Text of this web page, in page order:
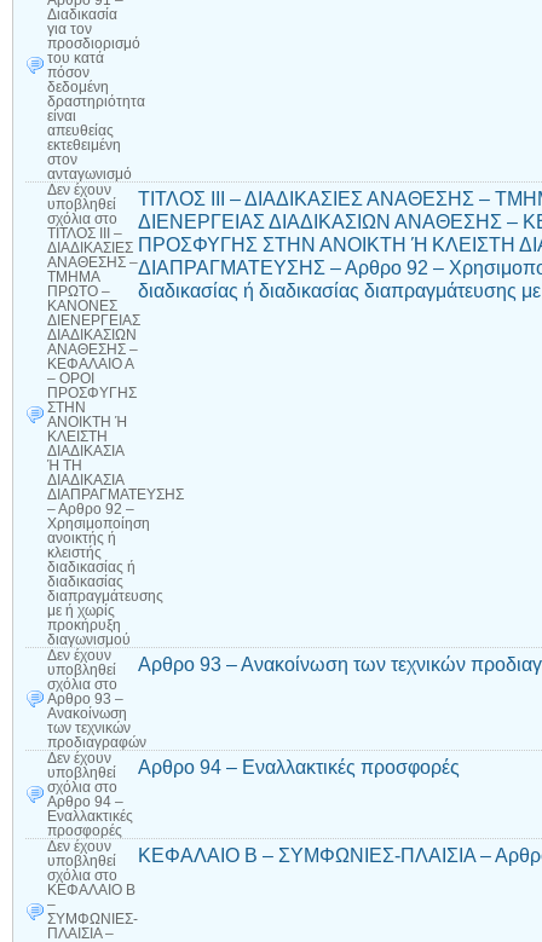
Διαδικασία
για τον
προσδιορισμό
του κατά
πόσον
δεδομένη
δραστηριότητα
είναι
απευθείας
εκτεθειμένη
στον
ανταγωνισμό
Δεν έχουν
υποβληθεί
σχόλια στο
ΤΙΤΛΟΣ ΙΙΙ –
ΔΙΑΔΙΚΑΣΙΕΣ
ΑΝΑΘΕΣΗΣ –
ΤΜΗΜΑ
ΠΡΩΤΟ –
ΚΑΝΟΝΕΣ
ΔΙΕΝΕΡΓΕΙΑΣ
ΔΙΑΔΙΚΑΣΙΩΝ
ΑΝΑΘΕΣΗΣ –
ΚΕΦΑΛΑΙΟ Α
– ΟΡΟΙ
ΠΡΟΣΦΥΓΗΣ
ΣΤΗΝ
ΑΝΟΙΚΤΗ Ή
ΚΛΕΙΣΤΗ
ΔΙΑΔΙΚΑΣΙΑ
Ή ΤΗ
ΔΙΑΔΙΚΑΣΙΑ
ΔΙΑΠΡΑΓΜΑΤΕΥΣΗΣ
– Αρθρο 92 –
Χρησιμοποίηση
ανοικτής ή
κλειστής
διαδικασίας ή
διαδικασίας
διαπραγμάτευσης
με ή χωρίς
προκήρυξη
διαγωνισμού
ΤΙΤΛΟΣ ΙΙΙ – ΔΙΑΔΙΚΑΣΙΕΣ ΑΝΑΘΕΣΗΣ –
ΔΙΕΝΕΡΓΕΙΑΣ ΔΙΑΔΙΚΑΣΙΩΝ ΑΝΑΘΕΣΗΣ –
ΠΡΟΣΦΥΓΗΣ ΣΤΗΝ ΑΝΟΙΚΤΗ Ή ΚΛΕΙΣΤΗ
ΔΙΑΠΡΑΓΜΑΤΕΥΣΗΣ – Αρθρο 92 –
διαδικασίας ή διαδικασίας διαπραγμάτευσης
Δεν έχουν
υποβληθεί
σχόλια στο
Αρθρο 93 –
Ανακοίνωση
των τεχνικών
προδιαγραφών
Αρθρο 93 – Ανακοίνωση των τεχνικών
Δεν έχουν
υποβληθεί
σχόλια στο
Αρθρο 94 –
Εναλλακτικές
προσφορές
Αρθρο 94 – Εναλλακτικές προσφορές
Δεν έχουν
υποβληθεί
σχόλια στο
ΚΕΦΑΛΑΙΟ Β
–
ΣΥΜΦΩΝΙΕΣ-
ΠΛΑΙΣΙΑ –
ΚΕΦΑΛΑΙΟ Β – ΣΥΜΦΩΝΙΕΣ-ΠΛΑΙΣΙΑ – Αρθρο